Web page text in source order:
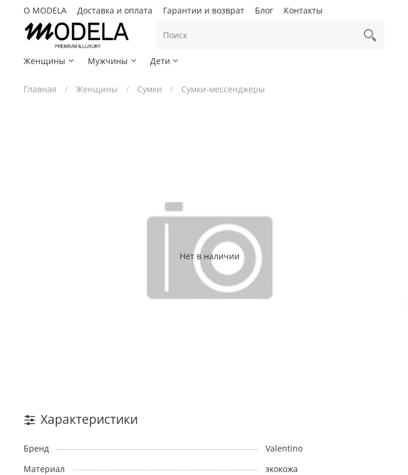
О MODELA Доставка и оплата Гарантии и возврат Блог Контакты
Женщины Мужчины Дети
Главная Женщины Сумки Сумки-мессенджеры
Нет в наличии
Характеристики
Бренд Valentino
Материал
экокожа